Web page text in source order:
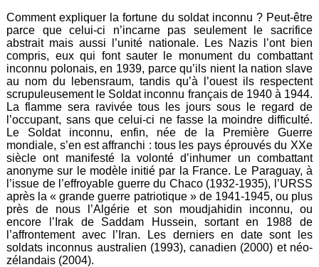
Comment expliquer la fortune du soldat inconnu ? Peut-être
parce que celui-ci n’incarne pas seulement le sacrifice
abstrait mais aussi l’unité nationale. Les Nazis l’ont bien
compris, eux qui font sauter le monument du combattant
inconnu polonais, en 1939, parce qu’ils nient la nation slave
au nom du lebensraum, tandis qu’à l’ouest ils respectent
scrupuleusement le Soldat inconnu français de 1940 à 1944.
La flamme sera ravivée tous les jours sous le regard de
l’occupant, sans que celui-ci ne fasse la moindre difficulté.
Le Soldat inconnu, enfin, née de la Première Guerre
mondiale, s’en est affranchi : tous les pays éprouvés du XXe
siècle ont manifesté la volonté d’inhumer un combattant
anonyme sur le modèle initié par la France. Le Paraguay, à
l’issue de l’effroyable guerre du Chaco (1932-1935), l’URSS
après la « grande guerre patriotique » de 1941-1945, ou plus
près de nous l’Algérie et son moudjahidin inconnu, ou
encore l’Irak de Saddam Hussein, sortant en 1988 de
l’affrontement avec l’Iran. Les derniers en date sont les
soldats inconnus australien (1993), canadien (2000) et néo-
zélandais (2004).